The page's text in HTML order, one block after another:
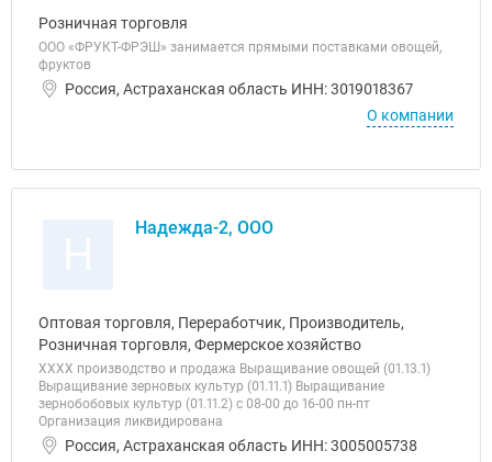
Розничная торговля
ООО «ФРУКТ-ФРЭШ» занимается прямыми поставками овощей,
фруктов
Россия, Астраханская область ИНН: 3019018367
О компании
Надежда-2, ООО
Оптовая торговля, Переработчик, Производитель,
Розничная торговля, Фермерское хозяйство
ХХХХ производство и продажа Выращивание овощей (01.13.1)
Выращивание зерновых культур (01.11.1) Выращивание
зернобобовых культур (01.11.2) с 08-00 до 16-00 пн-пт
Организация ликвидирована
Россия, Астраханская область ИНН: 3005005738